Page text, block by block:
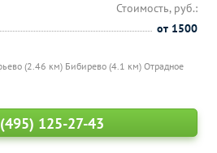
(2.46 км) Бибирево (4.1 км) Отрадное
Стоимость, руб.:
от 1500
125-27-43